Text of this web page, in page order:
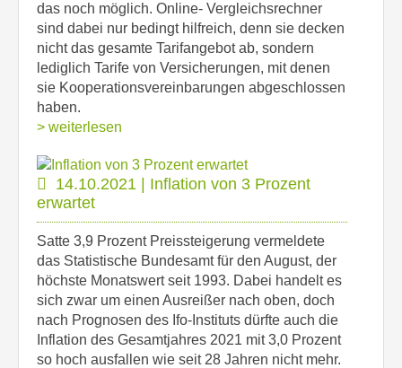
das noch möglich. Online- Vergleichsrechner
sind dabei nur bedingt hilfreich, denn sie decken
nicht das gesamte Tarifangebot ab, sondern
lediglich Tarife von Versicherungen, mit denen
sie Kooperationsvereinbarungen abgeschlossen
haben.
> weiterlesen
14.10.2021 | Inflation von 3 Prozent
erwartet
Satte 3,9 Prozent Preissteigerung vermeldete
das Statistische Bundesamt für den August, der
höchste Monatswert seit 1993. Dabei handelt es
sich zwar um einen Ausreißer nach oben, doch
nach Prognosen des Ifo-Instituts dürfte auch die
Inflation des Gesamtjahres 2021 mit 3,0 Prozent
so hoch ausfallen wie seit 28 Jahren nicht mehr.